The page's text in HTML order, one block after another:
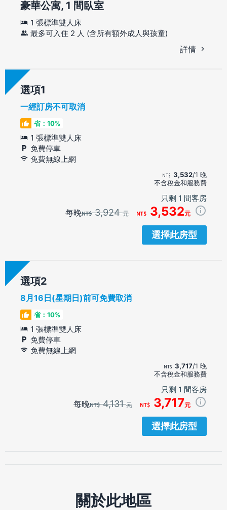
豪華公寓, 1 間臥室
1 張標準雙人床
最多可入住 2 人 (含所有額外成人與孩童)
詳情
選項
一經訂房不可取消
省：10%
1 張標準雙人床
免費停車
免費無線上網
3,532/1 晚
不含稅金和服務費
只剩 1 間客房
每晚 3,924元 3,532元
選擇此房型
選項
8月16日(星期日)前可免費取消
省：10%
1 張標準雙人床
免費停車
免費無線上網
3,717/1 晚
不含稅金和服務費
只剩 1 間客房
每晚 4,131元 3,717元
選擇此房型
關於此地區